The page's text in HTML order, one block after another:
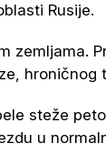
Rusije.
steže
u